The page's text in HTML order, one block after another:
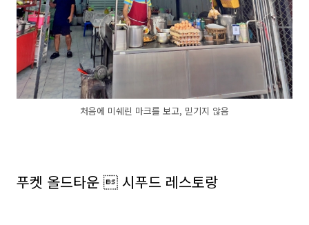
처음에 미쉐린 마크를 보고, 믿기지 않음
푸켓 올드타운  시푸드 레스토랑